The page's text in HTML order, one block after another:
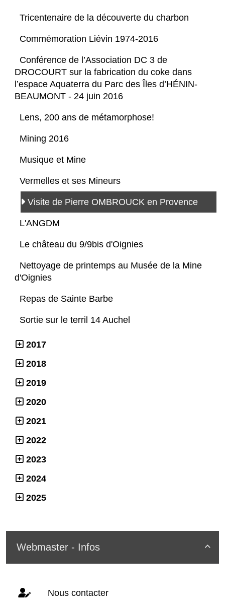
Tricentenaire de la découverte du charbon
Commémoration Liévin 1974-2016
Conférence de l’Association DC 3 de
DROCOURT sur la fabrication du coke dans
l’espace Aquaterra du Parc des Îles d’HÉNIN-
BEAUMONT - 24 juin 2016
Lens, 200 ans de métamorphose!
Mining 2016
Musique et Mine
Vermelles et ses Mineurs
Visite de Pierre OMBROUCK en Provence
L'ANGDM
Le château du 9/9bis d'Oignies
Nettoyage de printemps au Musée de la Mine
d'Oignies
Repas de Sainte Barbe
Sortie sur le terril 14 Auchel
2017
2018
2019
2020
2021
2022
2023
2024
2025

Webmaster - Infos
Nous contacter